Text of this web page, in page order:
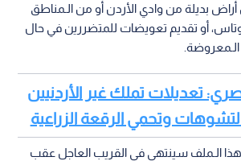
بديلة من وادي الأردن أو من الـمناطق
أو تقديم تعويضات للمتضررين في حال
تعديلات تملك غير الأردنيين
وتحمي الرقعة الزراعية
هذا الـملف سينتهي في القريب العاجل عقب